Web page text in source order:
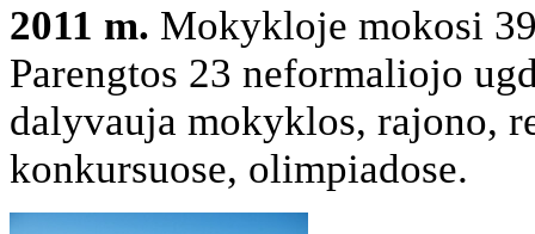
2011 m. Mokykloje mokosi
Parengtos 23 neformaliojo
dalyvauja mokyklos, rajono,
konkursuose, olimpiadose.